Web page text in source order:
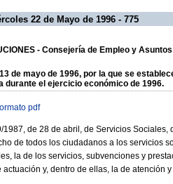
22 de Mayo de 1996 - 775
- Consejería de Empleo y
de mayo de 1996, por la que se
durante el ejercicio económico de 1996.
pdf
1987, de 28 de abril, de Servicios
de todos los ciudadanos a los servicios
la de los servicios, subvenciones y
actuación y, dentro de ellas, la de